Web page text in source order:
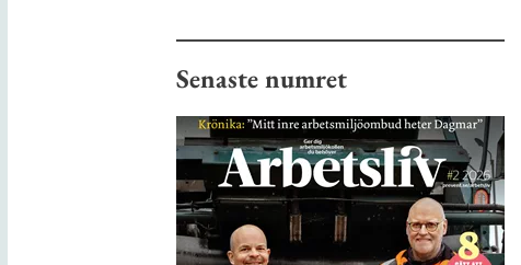
Senaste numret